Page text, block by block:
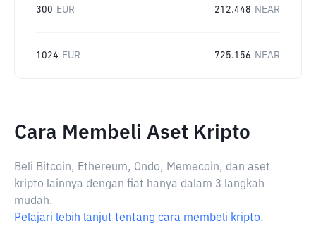
300 EUR 212.448 NEAR
1024 EUR 725.156 NEAR
Cara Membeli Aset Kripto
Beli Bitcoin, Ethereum, Ondo, Memecoin, dan aset
kripto lainnya dengan fiat hanya dalam 3 langkah
mudah.
Pelajari lebih lanjut tentang cara membeli kripto.